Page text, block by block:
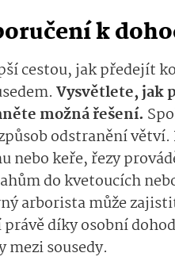
k
cestou, jak předejít
Vysvětlete, jak
možná řešení.
odstranění
nebo keře, řezy
do kvetoucích
arborista může
právě díky osobní
mezi sousedy.